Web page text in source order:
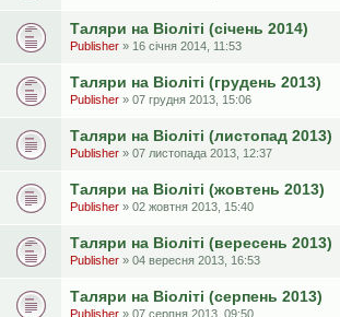
Таляри на Віоліті (січень 2014)
Publisher » 16 січня 2014, 11:53
Таляри на Віоліті (грудень 2013)
Publisher » 07 грудня 2013, 15:06
Таляри на Віоліті (листопад 2013)
Publisher » 07 листопада 2013, 12:37
Таляри на Віоліті (жовтень 2013)
Publisher » 02 жовтня 2013, 15:40
Таляри на Віоліті (вересень 2013)
Publisher » 04 вересня 2013, 16:53
Таляри на Віоліті (серпень 2013)
Publisher » 07 серпня 2013, 09:50